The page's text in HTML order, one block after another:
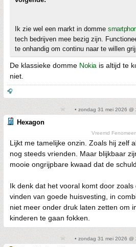
Ik zie wel een markt in domme
tech bedrijven mee bezig zijn.
te onhandig om continu naar te willen
De klassieke domme Nokia is altijd te
niet.
🎧
• zondag 31 mei 2026 @
Hexagon
Vreemd Fenomeen
Lijkt me tamelijke onzin. Zoals hij zelf
nog steeds vrienden. Maar blijkbaar
mooie ongrijpbare kwaad dat de
Ik denk dat het vooral komt door
vinden van goede huisvesting, in
niet meer onder druk laten zetten om
kinderen te gaan fokken.
• zondag 31 mei 2026 @